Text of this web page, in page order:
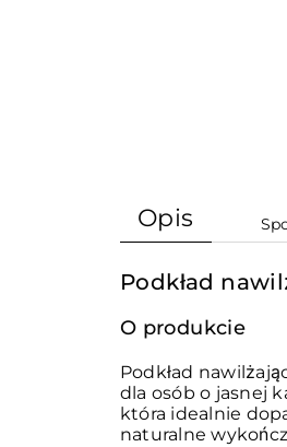
Opis
Podkład
O produkcie
Podkład
dla osób o jasnej
która idealnie
naturalne